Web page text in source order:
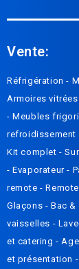
Vente:
Réfrigération -
Armoires
-Meubles
refroidissement
Kit complet-
-Evaporateur-
remote-
Glaçons -Bac
vaisselles -
et catering-
et présentation -